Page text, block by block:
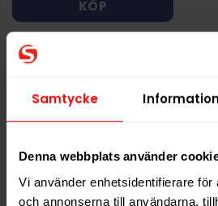
Samtycke Information
Denna webbplats använder
Vi använder enhetsidentifierare för
och annonserna till användarna,
KÖP
Denna produkt
nikotin som är